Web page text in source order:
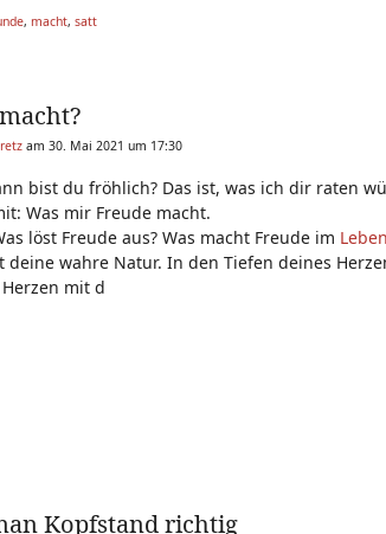
, macht, satt
am 30. Mai 2021 um 17:30
bist du fröhlich? Das ist, was ich dir raten
Was mir Freude macht.
löst Freude aus? Was macht Freude im Leben
deine wahre Natur. In den Tiefen deines
mit d
Kopfstand richtig